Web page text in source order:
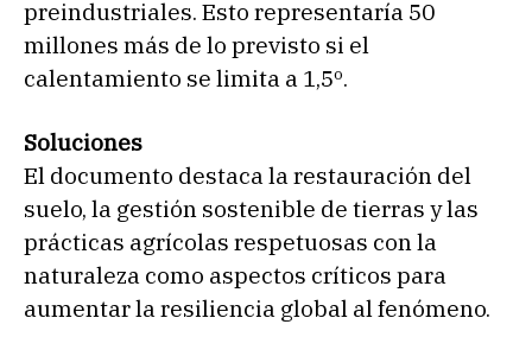
preindustriales. Esto representaría 50
millones más de lo previsto si el
calentamiento se limita a 1,5º.
Soluciones
El documento destaca la restauración del
suelo, la gestión sostenible de tierras y las
prácticas agrícolas respetuosas con la
naturaleza como aspectos críticos para
aumentar la resiliencia global al fenómeno.